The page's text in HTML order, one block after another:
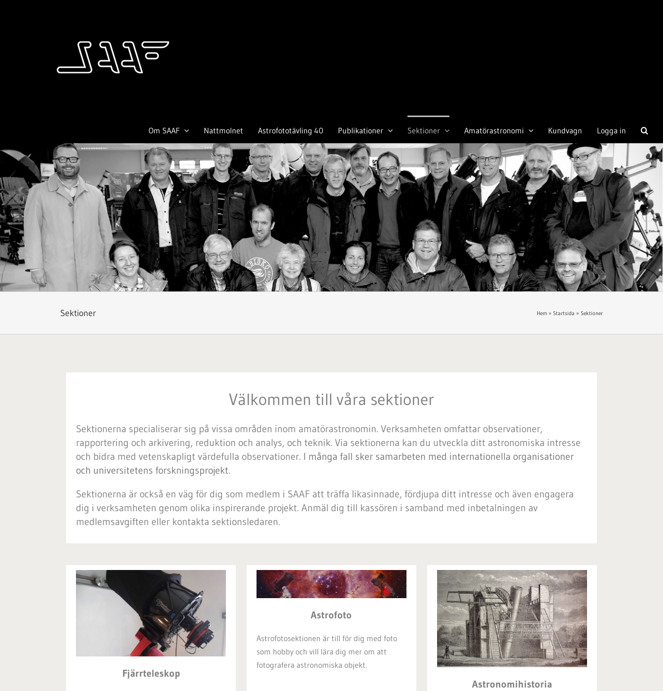
Om SAAF Nattmolnet Astrofototävling 40 Publikationer Sektioner Amatörastronomi Kundvagn Logga in
Sektioner Hem » Startsida » Sektioner
Välkommen till våra sektioner
Sektionerna specialiserar sig på vissa områden inom amatörastronomin. Verksamheten omfattar observationer,
rapportering och arkivering, reduktion och analys, och teknik. Via sektionerna kan du utveckla ditt astronomiska intresse
och bidra med vetenskapligt värdefulla observationer. I många fall sker samarbeten med internationella organisationer
och universitetens forskningsprojekt.
Sektionerna är också en väg för dig som medlem i SAAF att träffa likasinnade, fördjupa ditt intresse och även engagera
dig i verksamheten genom olika inspirerande projekt. Anmäl dig till kassören i samband med inbetalningen av
medlemsavgiften eller kontakta sektionsledaren.
Fjärrteleskop
Astrofoto
Astrofotosektionen är till för dig med foto
som hobby och vill lära dig mer om att
fotografera astronomiska objekt.
Astronomihistoria